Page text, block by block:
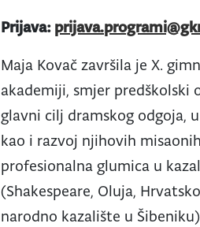
Prijava:
Maja Kovač završila je X.
akademiji, smjer predškolski
glavni cilj dramskog odgoja,
kao i razvoj njihovih
profesionalna glumica u
(Shakespeare, Oluja,
narodno kazalište u